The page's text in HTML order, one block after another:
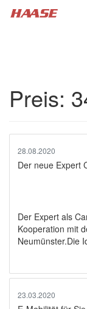
Preis:
28.08.2020
Der neue Expert
Der Expert als
Kooperation mit
Neumünster.Die
23.03.2020